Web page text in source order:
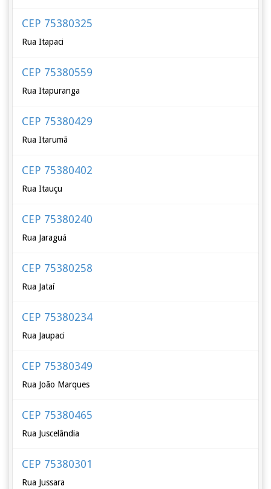
CEP 75380325
Rua Itapaci
CEP 75380559
Rua Itapuranga
CEP 75380429
Rua Itarumã
CEP 75380402
Rua Itauçu
CEP 75380240
Rua Jaraguá
CEP 75380258
Rua Jataí
CEP 75380234
Rua Jaupaci
CEP 75380349
Rua João Marques
CEP 75380465
Rua Juscelândia
CEP 75380301
Rua Jussara